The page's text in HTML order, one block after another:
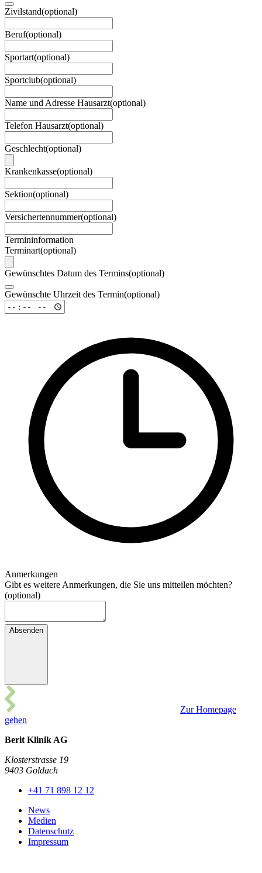
Zivilstand(optional)
Beruf(optional)
Sportart(optional)
Sportclub(optional)
Name und Adresse Hausarzt(optional)
Telefon Hausarzt(optional)
Geschlecht(optional)
Krankenkasse(optional)
Sektion(optional)
Versichertennummer(optional)
Termininformation
Terminart(optional)
Gewünschtes Datum des Termins(optional)
Gewünschte Uhrzeit des Termin(optional)
Anmerkungen
Gibt es weitere Anmerkungen, die Sie uns mitteilen möchten?
(optional)
Absenden
Zur Homepage
gehen
Berit Klinik AG
Klosterstrasse 19
9403 Goldach
+41 71 898 12 12
News
Medien
Datenschutz
Impressum